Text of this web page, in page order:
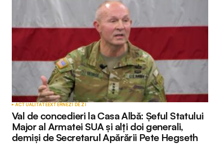
ACTUALITATEEXTERNEZI DE ZI
Val de concedieri la Casa Albă: Șeful Statului
Major al Armatei SUA și alți doi generali,
demiși de Secretarul Apărării Pete Hegseth